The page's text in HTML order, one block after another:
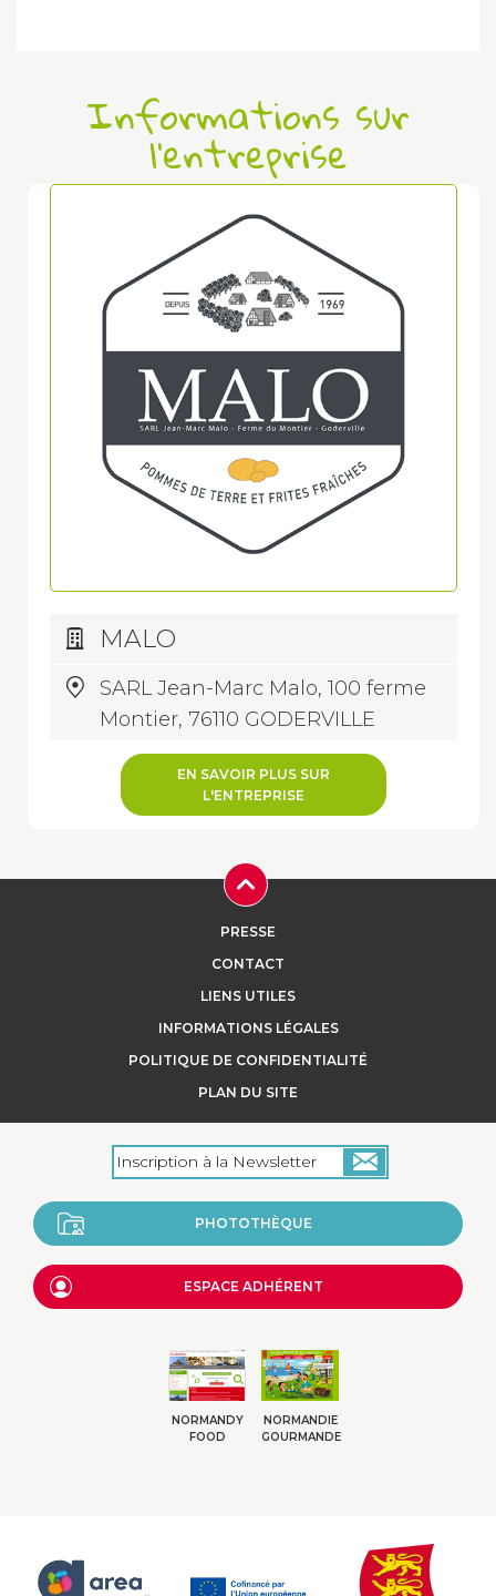
Informations sur
l'entreprise
MALO
SARL Jean-Marc Malo, 100 ferme
Montier, 76110 GODERVILLE
EN SAVOIR PLUS SUR
L'ENTREPRISE
PRESSE
CONTACT
LIENS UTILES
INFORMATIONS LÉGALES
POLITIQUE DE CONFIDENTIALITÉ
PLAN DU SITE
PHOTOTHÈQUE
ESPACE ADHÉRENT
NORMANDY
FOOD
NORMANDIE
GOURMANDE